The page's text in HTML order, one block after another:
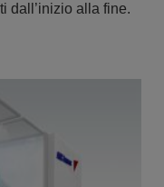
dall’inizio alla fine.